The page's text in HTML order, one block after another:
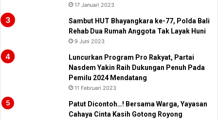
17 Januari 2023
Sambut HUT Bhayangkara ke-77, Polda Bali
Rehab Dua Rumah Anggota Tak Layak Huni
9 Juni 2023
Luncurkan Program Pro Rakyat, Partai
Nasdem Yakin Raih Dukungan Penuh Pada
Pemilu 2024 Mendatang
11 Februari 2023
Patut Dicontoh…! Bersama Warga, Yayasan
Cahaya Cinta Kasih Gotong Royong